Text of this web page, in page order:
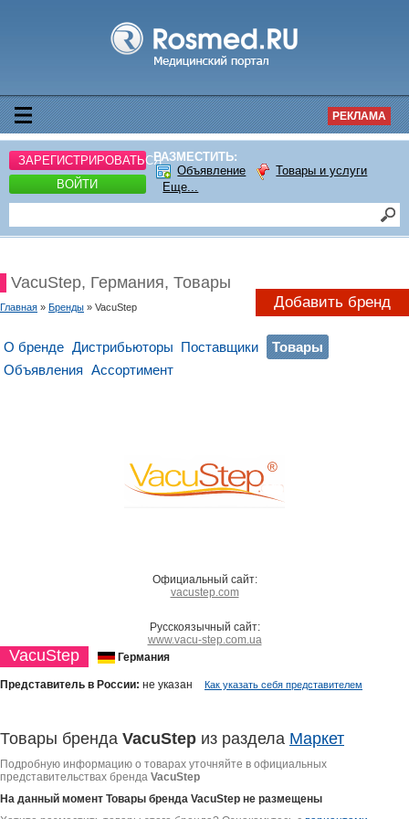
РЕКЛАМА
ЗАРЕГИСТРИРОВАТЬСЯ
ВОЙТИ
РАЗМЕСТИТЬ:
Объявление
Товары и услуги
Еще...
VacuStep, Германия, Товары
Главная » Бренды » VacuStep Добавить бренд
О бренде Дистрибьюторы Поставщики
Товары
Объявления Ассортимент
Официальный сайт:
vacustep.com
Русскоязычный сайт:
www.vacu-step.com.ua
VacuStep Германия
Представитель в России: не указан Как указать себя представителем
Товары бренда VacuStep из раздела Маркет
Подробную информацию о товарах уточняйте в официальных
представительствах бренда VacuStep
На данный момент Товары бренда VacuStep не размещены